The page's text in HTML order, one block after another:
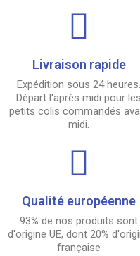
Livraison rapide
Expédition sous 24 heures.
Départ l'après midi pour les
petits colis commandés
midi.
Qualité européenne
93% de nos produits sont
d'origine UE, dont 20%
française